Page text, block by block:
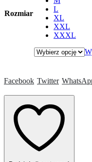
Rozmiar
L
XL
XXL
XXXL
Facebook Twitter